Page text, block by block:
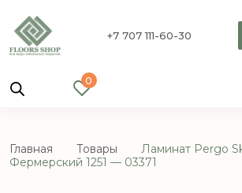
+7 707 111-60-30
0
Главная Товары
Ламинат Pergo
Фермерский 1251 — 03371